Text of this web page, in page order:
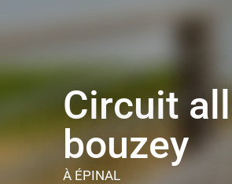
Circuit
bouzey
À ÉPINAL